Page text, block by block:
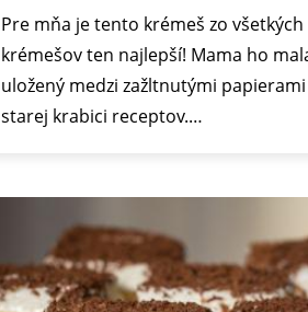
Pre mňa je tento krémeš zo všetkých
krémešov ten najlepší! Mama ho
uložený medzi zažltnutými
starej krabici receptov.…